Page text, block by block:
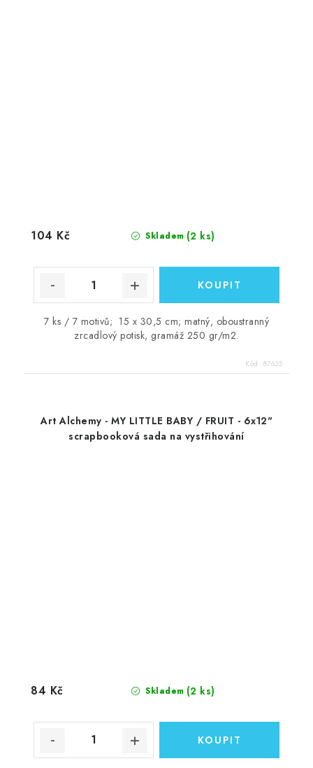
Skladem (2 ks)
104 Kč
7 ks / 7 motivů; 15 x 30,5 cm; matný, oboustranný
zrcadlový potisk, gramáž 250 gr/m2.
Kód: 87635
Art Alchemy - MY LITTLE BABY / FRUIT - 6x12"
scrapbooková sada na vystřihování
Skladem (2 ks)
84 Kč